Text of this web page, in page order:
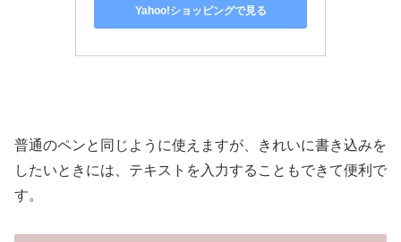
Yahoo!ショッピングで見る
普通のペンと同じように使えますが、きれいに書き込みを
したいときには、テキストを入力することもできて便利で
す。